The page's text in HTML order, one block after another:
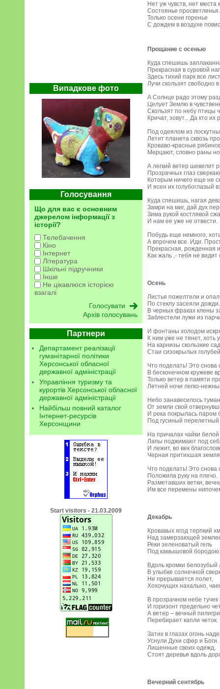
Випадкове фото
Голосування
Що для вас є основним
джерелом інформації з
історії?
Телебачення
Кіно
Інтернет
Література
Шкільні підручники
Інше
Не цікавлюся історією
взагалі
Архів голосувань
Партнери
Департамент реалізації
гуманітарної політики
Херсонської обласної
державної адміністрації
Управління туризму та
курортів Херсонської обласної
державної адміністрації
Найбільш повний каталог
Інтернет-ресурсів
Херсонщини
Start visitors - 21.03.2009
Нет уж чувств, нет места
Состоянье просветленья.
Только осени горенье
С дождем в воздухе
Прощание с осенью
Куда спешишь
Прекрасная в суровой
Здесь тихий парк все
Лучи скользят свободно
А Солнце радо этому
Целует Землю в
Скользят по небу птицы
Кричат, зовут... Да кто их
Под одеялом из
Летит планета сквозь
Кроваво-красные
Мерцают, словно раны
А легкий ветер шевелит
Прозрачных глаз
Которым ничего еще не
И ясен их голубоглазый
Куда спешишь, нагая
Замри на миг, дай дух
Зима рукой костлявой
И нам ее уже не отвести.
Побудь еще немного,
А впрочем все. Иди.
Прекрасная, рожденная
Как жаль ,- тебя не
Осень
Листья пожелтели и
По стеклу засеяли дожди.
В черных фраках клены
Заблестели лужи из
И фонтаны холодом
К ним уже не тянет, хоть
На карнизы скользкие
Стаи сизокрылых
Что поделать! Это снова
В бесконечном кружеве
Только ветер в памяти
Летней ночи легко-
Небо занавесилось
От земли свой
И река покрылась паром
Под гусиный перелетный
На причалах чайки
Лапы поджимают под
И лежит, во век
Черная притихшая
Что поделать! Это снова
Положила руку на плечо.
Разметавших ветки,
Им все перемены
Декабрь
Кровавых ягод терпкий
Над замерзающей
Реки зеленоватый гель
Под камышовой бородою.
Вдоль кромки белозубый
В улыбке солнечной
Не прерывается полет,
Хохочущих нахально,
В прозрачном небе тучек
И горизонт предельно
А ветер – вечный
Перебирает капли четок.
Затих в глазах огонь
Уснули Духи сфер и Боги.
Лишенные своих одежд,
Стоят деревья вдоль
Вечерний сентябрь